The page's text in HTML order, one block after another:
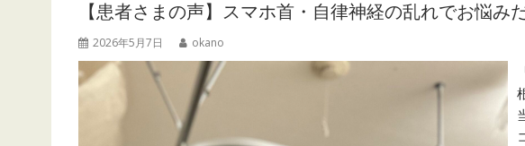
【患者さまの声】スマホ首・自律神経の乱れでお悩み
2026年5月7日 okano